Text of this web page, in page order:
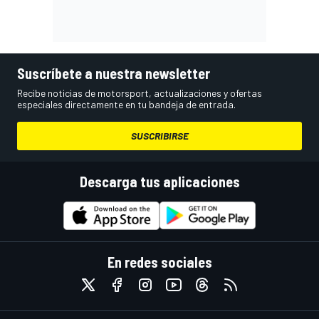
Suscríbete a nuestra newsletter
Recibe noticias de motorsport, actualizaciones y ofertas
especiales directamente en tu bandeja de entrada.
SUSCRIBIRSE
Descarga tus aplicaciones
En redes sociales